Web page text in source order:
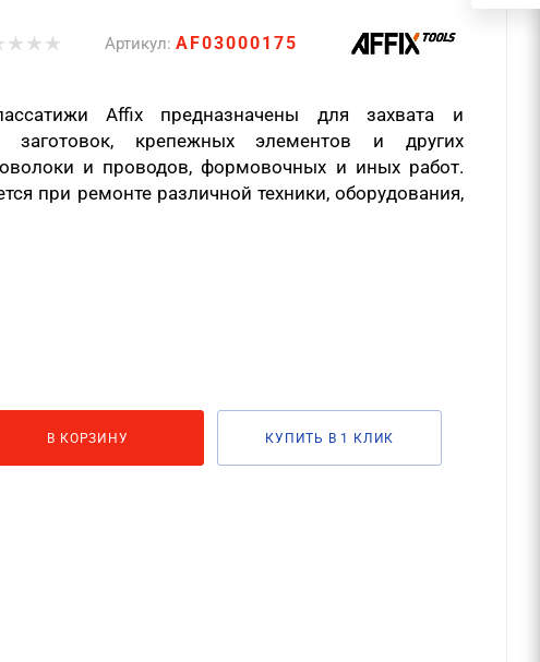
Артикул: AF03000175
Affix
предназначены для захвата и
заготовок, крепежных элементов и других
и проводов, формовочных и иных работ.
при ремонте различной техники, оборудования,
В КОРЗИНУ КУПИТЬ В 1 КЛИК